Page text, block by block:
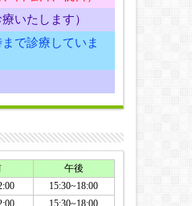
いたします）
で診療していま
午後
15:30~18:00
15:30~18:00